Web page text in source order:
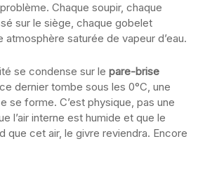
Chaque soupir, chaque
sur le siège, chaque gobelet
atmosphère saturée de vapeur d’eau.
se condense sur le pare-brise
dernier tombe sous les 0°C, une
se forme. C’est physique, pas une
l’air interne est humide et que le
que cet air, le givre reviendra. Encore